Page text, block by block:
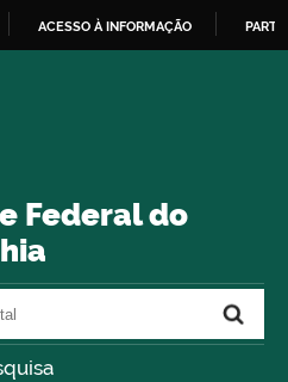
ACESSO À INFORMAÇÃO
Federal do